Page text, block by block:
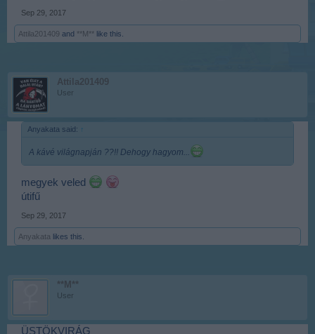
Sep 29, 2017
Attila201409 and **M** like this.
Attila201409
User
Anyakata said: ↑
A kávé világnapján ??!! Dehogy hagyom...
megyek veled
útifű
Sep 29, 2017
Anyakata likes this.
**M**
User
ÜSTÖKVIRÁG